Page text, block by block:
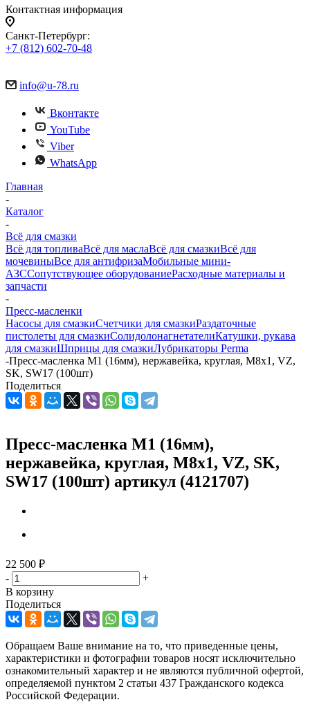
Контактная информация
Санкт-Петербург:
+7 (812) 602-70-48
info@u-78.ru
Вконтакте
YouTube
Viber
WhatsApp
Главная
-
Каталог
-
Всё для смазки
Всё для топливаВсё для маслаВсё для смазкиВсё для
мочевиныВсе для антифризаМобильные мини-
АЗССопутствующее оборудованиеРасходные материалы и
запчасти
-
Пресс-масленки
Насосы для смазкиСчетчики для смазкиРаздаточные
пистолеты для смазкиСолидолонагнетателиКатушки, рукава
для смазкиШприцы для смазкиЛубрикаторы Perma
-Пресс-масленка М1 (16мм), нержавейка, круглая, M8x1, VZ,
SK, SW17 (100шт)
Поделиться
Пресс-масленка М1 (16мм),
нержавейка, круглая, M8x1, VZ, SK,
SW17 (100шт) артикул (4121707)
22 500 ₽
-
+
В корзину
Поделиться
Обращаем Ваше внимание на то, что приведенные цены,
характеристики и фотографии товаров носят исключительно
ознакомительный характер и не являются публичной офертой,
определяемой пунктом 2 статьи 437 Гражданского кодекса
Российской Федерации.